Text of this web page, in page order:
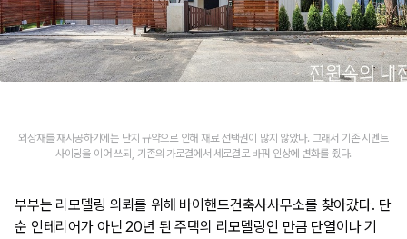
외장재를 재시공하기에는 단지 규약으로 인해 재료 선택권이 많지 않았다. 그래서 기존 시멘트
사이딩을 이어 쓰되, 기존의 가로결에서 세로결로 바꿔 인상에 변화를 줬다.
부부는 리모델링 의뢰를 위해 바이핸드건축사사무소를 찾아갔다. 단
순 인테리어가 아닌 20년 된 주택의 리모델링인 만큼 단열이나 기